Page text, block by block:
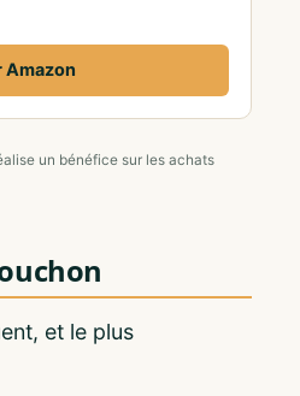
Amazon
un bénéfice sur les achats
et le plus